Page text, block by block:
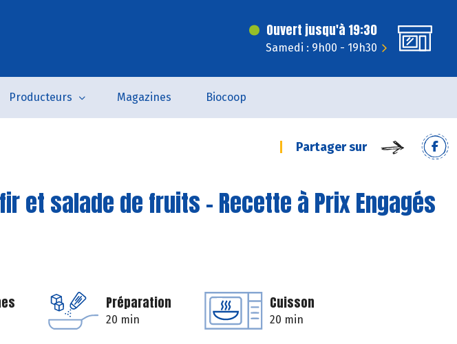
Ouvert jusqu'à 19:30
Samedi : 9h00 - 19h30
Producteurs Magazines Biocoop
Partager sur
et salade de fruits - Recette à Prix Engagés
Préparation
20 min
Cuisson
20 min